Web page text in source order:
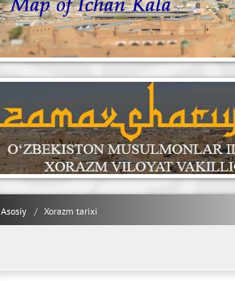
Asosiy Xorazm tarixi